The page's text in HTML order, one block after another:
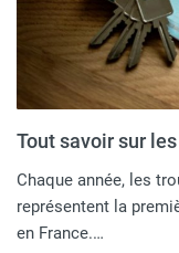
Tout savoir sur
Chaque année, les
représentent la
en France.…